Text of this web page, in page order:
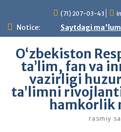
content
(71) 207-03-43
Notice: Saytdagi
Oʻzbekiston
ta’lim, fan va
vazirligi
taʼlimni
hamkorlik
rasmiy